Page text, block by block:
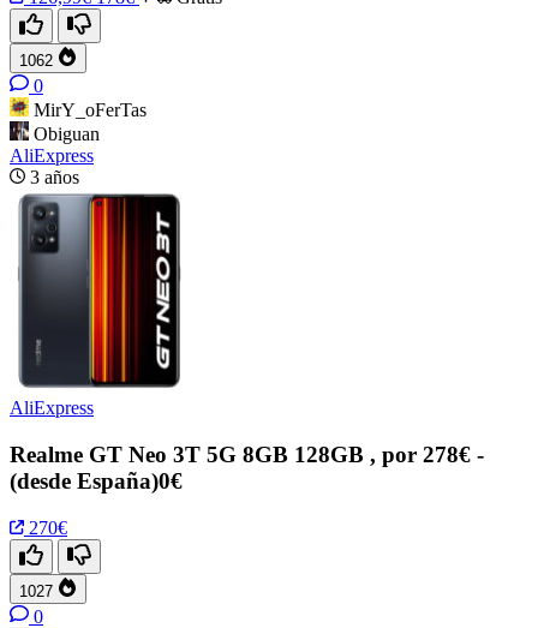
1062
0
MirY_oFerTas
Obiguan
AliExpress
3 años
AliExpress
Realme GT Neo 3T 5G 8GB 128GB , por 278€ -
(desde España)0€
270€
1027
0